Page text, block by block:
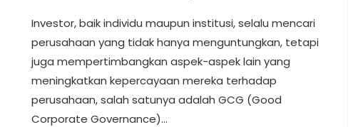
Investor, baik individu maupun institusi, selalu mencari
perusahaan yang tidak hanya menguntungkan, tetapi
juga mempertimbangkan aspek-aspek lain yang
meningkatkan kepercayaan mereka terhadap
perusahaan, salah satunya adalah GCG (Good
Corporate Governance)…